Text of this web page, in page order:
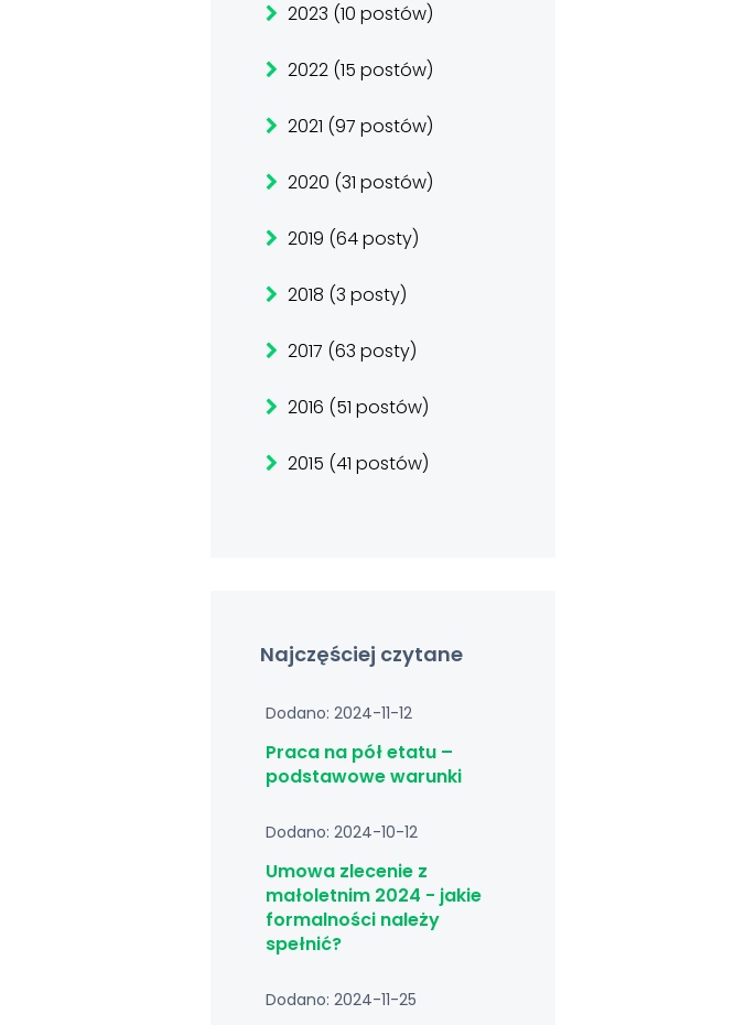
2023 (10 postów)
2022 (15 postów)
2021 (97 postów)
2020 (31 postów)
2019 (64 posty)
2018 (3 posty)
2017 (63 posty)
2016 (51 postów)
2015 (41 postów)
Najczęściej czytane
Dodano: 2024-11-12
Praca na pół etatu –
podstawowe warunki
Dodano: 2024-10-12
Umowa zlecenie z
małoletnim 2024 - jakie
formalności należy
spełnić?
Dodano: 2024-11-25